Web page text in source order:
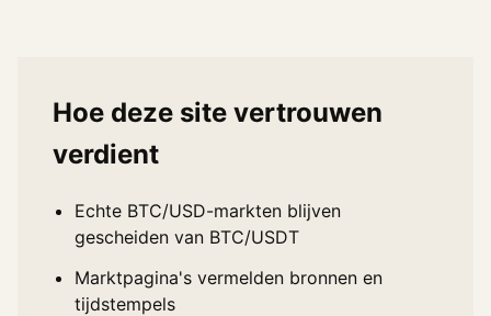
Hoe deze site vertrouwen
verdient
Echte BTC/USD-markten blijven
gescheiden van BTC/USDT
Marktpagina's vermelden bronnen en
tijdstempels